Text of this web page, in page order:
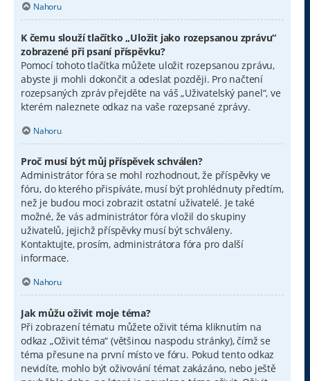
Nahoru
K čemu slouží tlačítko „Uložit jako rozepsanou zprávu“
zobrazené při psaní příspěvku?
Pomocí tohoto tlačítka můžete uložit rozepsanou zprávu,
abyste ji mohli dokončit a odeslat později. Pro načtení
rozepsaných zpráv přejděte na váš „Uživatelský panel“, ve
kterém naleznete odkaz na vaše rozepsané zprávy.
Nahoru
Proč musí být můj příspěvek schválen?
Administrátor fóra se mohl rozhodnout, že příspěvky ve
fóru, do kterého přispíváte, musí být prohlédnuty předtím,
než je budou moci zobrazit ostatní uživatelé. Je také
možné, že vás administrátor fóra vložil do skupiny
uživatelů, jejichž příspěvky musí být schváleny.
Kontaktujte, prosím, administrátora fóra pro další
informace.
Nahoru
Jak můžu oživit moje téma?
Při zobrazení tématu můžete oživit téma kliknutím na
odkaz „Oživit téma“ (většinou naspodu stránky), čímž se
téma přesune na první místo ve fóru. Pokud tento odkaz
nevidíte, mohlo být oživování témat zakázáno, nebo ještě